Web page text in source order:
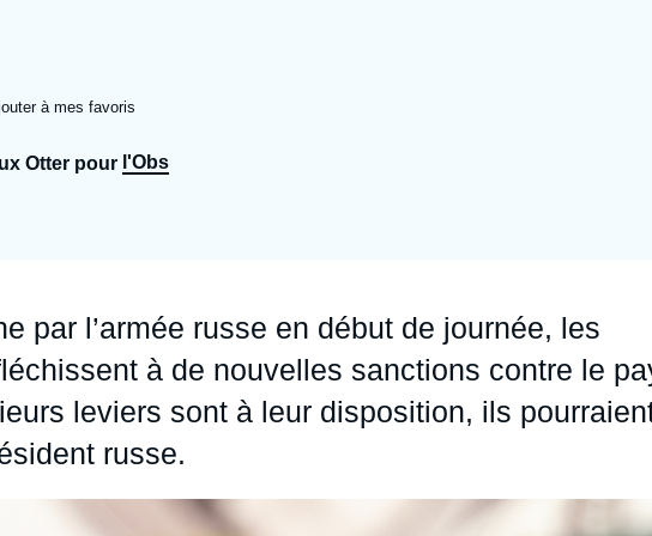
à mes favoris
Otter pour l'Obs
par l’armée russe en début de journée, les
à de nouvelles sanctions contre le
leviers sont à leur disposition, ils
russe.